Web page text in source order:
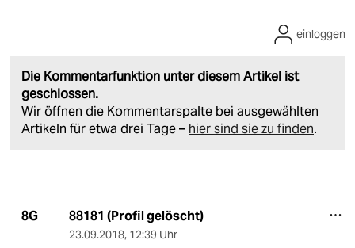
Die Kommentarfunktion unter diesem Artikel ist
geschlossen.
Wir öffnen die Kommentarspalte bei ausgewählten
Artikeln für etwa drei Tage – hier sind sie zu finden.
einloggen
8G 88181 (Profil gelöscht)
23.09.2018, 12:39 Uhr